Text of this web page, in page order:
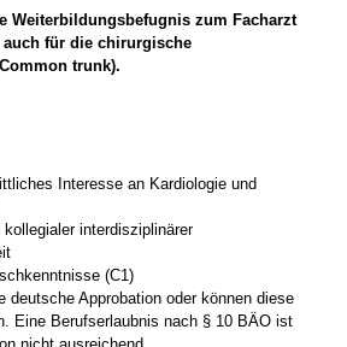
Weiterbildungsbefugnis zum Facharzt
für die chirurgische
trunk).
Interesse an Kardiologie und
interdisziplinärer
(C1)
deutsche Approbation oder können diese
Eine Berufserlaubnis nach § 10 BÄO ist